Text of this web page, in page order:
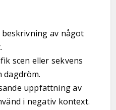
beskrivning av något
scen eller sekvens
dagdröm.
uppfattning av
i negativ kontext.